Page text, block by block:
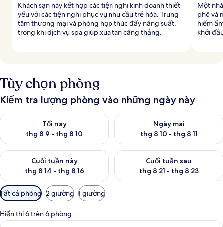
Khách sạn này kết hợp các tiện nghi kinh doanh thiết
yếu với các tiện nghi phục vụ nhu cầu trẻ hóa. Trung
tâm thương mại và phòng họp thúc đẩy năng suất,
trong khi dịch vụ spa giúp xua tan căng thẳng.
Một
phê và
hiểm
khởi
Tùy chọn phòng
Kiểm tra lượng phòng vào những ngày này
Tối nay
thg 8 9 - thg 8 10
Kiểm tra lượng phòng tối nay từ thg 8 9 - thg 8 10
Ngày mai
thg 8 10 - thg 8 11
Kiểm tra lượng phòng ngày
Cuối tuần này
thg 8 14 - thg 8 16
Kiểm tra lượng phòng cuối tuần này từ thg 8 14 - thg 8 16
Cuối tuần sau
thg 8 21 - thg 8 23
Kiểm tra lượng phòng cuối
Bộ
lọc
có
thể
Tất cả phòng 2 giường 1 giường
Hiển thị 6 trên 6 phòng